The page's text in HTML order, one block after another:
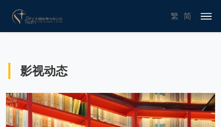
繁 简
影视动态